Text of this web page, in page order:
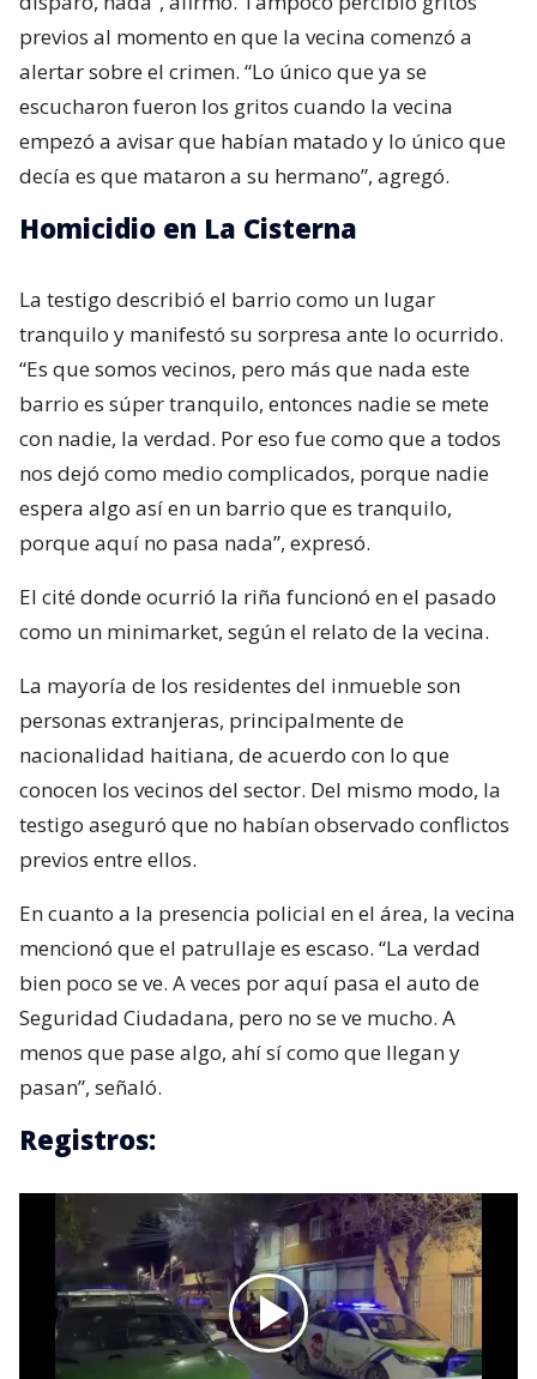
previos al momento en que la vecina comenzó a
alertar sobre el crimen. “Lo único que ya se
escucharon fueron los gritos cuando la vecina
empezó a avisar que habían matado y lo único que
decía es que mataron a su hermano”, agregó.
Homicidio en La Cisterna
La testigo describió el barrio como un lugar
tranquilo y manifestó su sorpresa ante lo ocurrido.
“Es que somos vecinos, pero más que nada este
barrio es súper tranquilo, entonces nadie se mete
con nadie, la verdad. Por eso fue como que a todos
nos dejó como medio complicados, porque nadie
espera algo así en un barrio que es tranquilo,
porque aquí no pasa nada”, expresó.
El cité donde ocurrió la riña funcionó en el pasado
como un minimarket, según el relato de la vecina.
La mayoría de los residentes del inmueble son
personas extranjeras, principalmente de
nacionalidad haitiana, de acuerdo con lo que
conocen los vecinos del sector. Del mismo modo, la
testigo aseguró que no habían observado conflictos
previos entre ellos.
En cuanto a la presencia policial en el área, la vecina
mencionó que el patrullaje es escaso. “La verdad
bien poco se ve. A veces por aquí pasa el auto de
Seguridad Ciudadana, pero no se ve mucho. A
menos que pase algo, ahí sí como que llegan y
pasan”, señaló.
Registros: